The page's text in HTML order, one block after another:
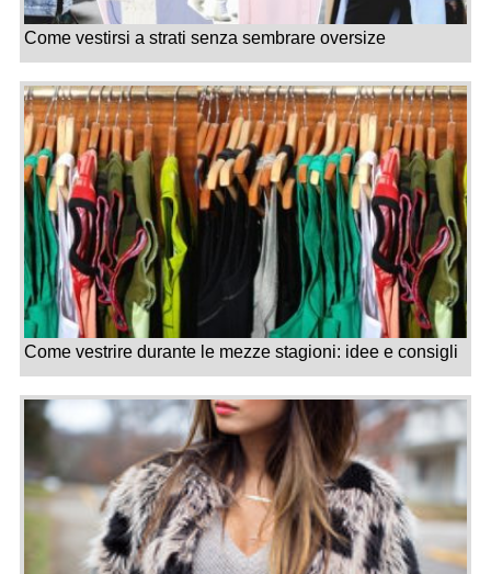
Come vestirsi a strati senza sembrare oversize
Come vestrire durante le mezze stagioni: idee e consigli